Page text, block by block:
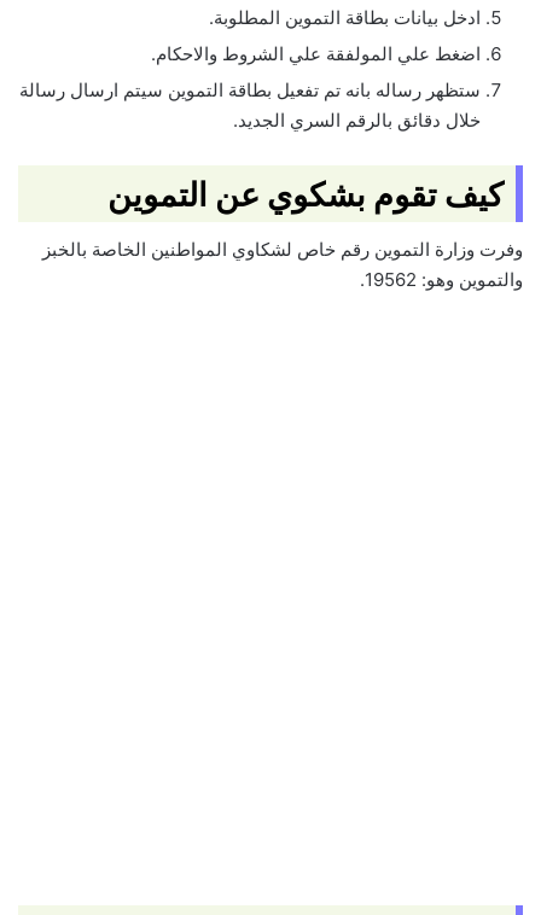
ادخل بيانات بطاقة التموين المطلوبة.
اضغط علي المولفقة علي الشروط والاحكام.
ستظهر رساله بانه تم تفعيل بطاقة التموين سيتم ارسال رسالة
خلال دقائق بالرقم السري الجديد.
كيف تقوم بشكوي عن التموين
وفرت وزارة التموين رقم خاص لشكاوي المواطنين الخاصة بالخبز
والتموين وهو: 19562.